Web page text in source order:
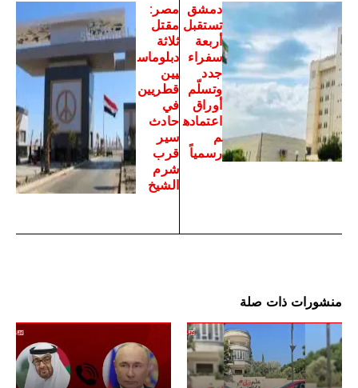
دمشق
تستقبل
أربعة
سفراء
جدد
وتسلّم
أوراق
اعتماده
م
رسمياً
مصر:
مقتل
ثلاثة
دبلوماس
يين
قطريين
في
حادث
سير
قرب
شرم
الشيخ
منشورات ذات صلة